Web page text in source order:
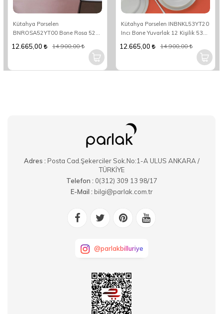
Kütahya Porselen
BNROSA52YT00 Bone Rosa 52
12.665,00 14.900,00
Kütahya Porselen INBNKL53YT20
Incı Bone Yuvarlak 12 Kişilik 53
12.665,00 14.900,00
Adres : Posta Cad.Şekerciler Sok.No:1-A ULUS ANKARA /
TÜRKİYE
Telefon : 0(312) 309 13 98/17
E-Mail : bilgi@parlak.com.tr
@parlakbilluriye